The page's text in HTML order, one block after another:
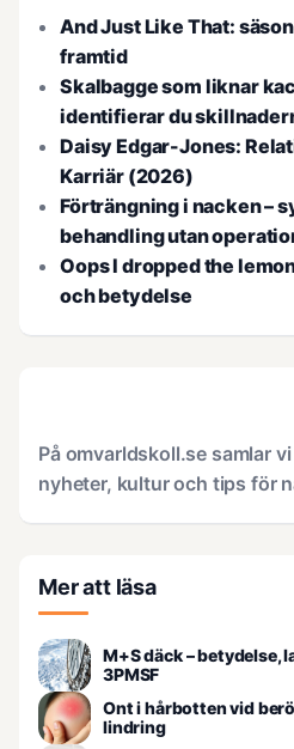
And Just Like That:
framtid
Skalbagge som liknar
identifierar du
Daisy Edgar-Jones:
Karriär (2026)
Förträngning i nacken –
behandling utan
Oops I dropped the
och betydelse
På omvarldskoll.se samlar
nyheter, kultur och tips för
Mer att läsa
M+S däck – betydelse,
3PMSF
Ont i hårbotten vid
lindring